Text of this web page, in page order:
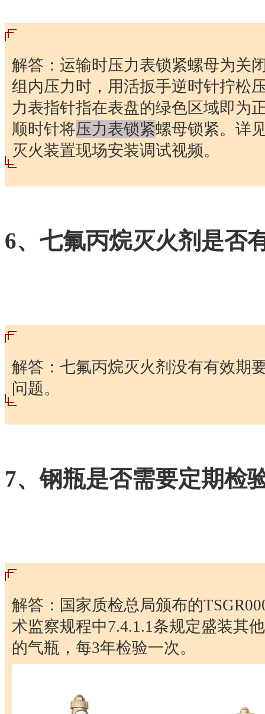
解答：运输时压力表锁紧螺母为关
组内压力时，用活扳手逆时针拧松
力表指针指在表盘的绿色区域即为
顺时针将压力表锁紧螺母锁紧。详
灭火装置现场安装调试视频。
6、七氟丙烷灭火剂是否
解答：七氟丙烷灭火剂没有有效期
问题。
7、钢瓶是否需要定期检
解答：国家质检总局颁布的
术监察规程中7.4.1.1条规定盛装其
的气瓶，每3年检验一次。